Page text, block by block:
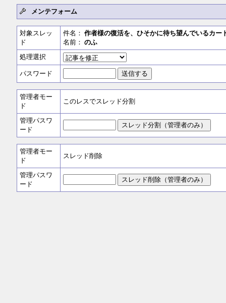
メンテフォーム
対象スレッ
ド
件名： 作者様の復活を、ひそかに待ち望んでいるカー
名前： のふ
処理選択
パスワード
管理者モー
ド
このレスでスレッド分割
管理パスワ
ード
管理者モー
ド
スレッド削除
管理パスワ
ード